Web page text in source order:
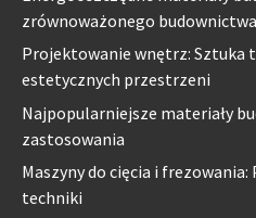
zrównoważonego budownictwa
Projektowanie wnętrz: Sztuka
estetycznych przestrzeni
Najpopularniejsze materiały
zastosowania
Maszyny do cięcia i
techniki